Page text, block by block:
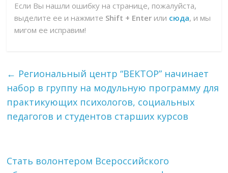
Если Вы нашли ошибку на странице, пожалуйста,
выделите ее и нажмите Shift + Enter или сюда, и мы
мигом ее исправим!
← Региональный центр “ВЕКТОР” начинает
набор в группу на модульную программу для
практикующих психологов, социальных
педагогов и студентов старших курсов
Стать волонтером Всероссийского